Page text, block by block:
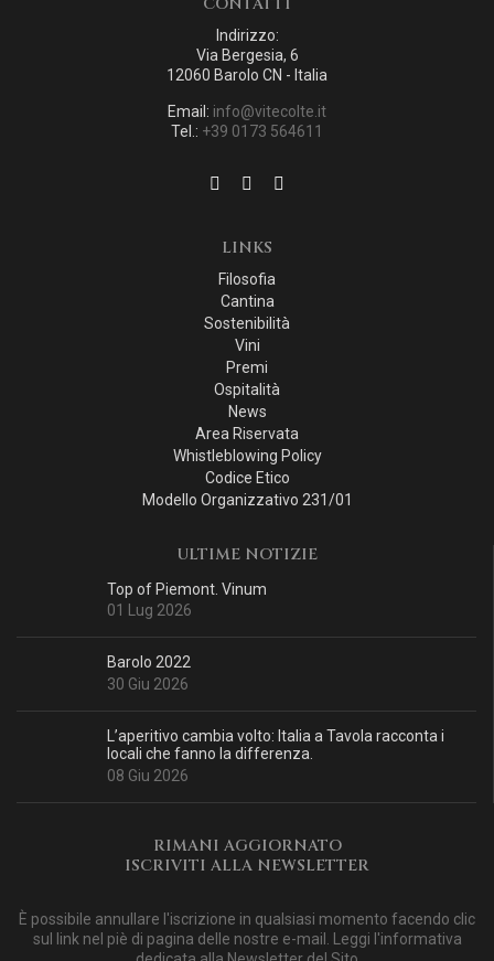
Indirizzo:
Via Bergesia, 6
12060 Barolo CN - Italia
Email: info@vitecolte.it
Tel.: +39 0173 564611
LINKS
Filosofia
Cantina
Sostenibilità
Vini
Premi
Ospitalità
News
Area Riservata
Whistleblowing Policy
Codice Etico
Modello Organizzativo 231/01
ULTIME NOTIZIE
Top of Piemont. Vinum
01 Lug 2026
Barolo 2022
30 Giu 2026
L’aperitivo cambia volto: Italia a Tavola racconta i
locali che fanno la differenza.
08 Giu 2026
RIMANI AGGIORNATO
ISCRIVITI ALLA NEWSLETTER
È possibile annullare l'iscrizione in qualsiasi momento facendo clic
sul link nel piè di pagina delle nostre e-mail. Leggi l'informativa